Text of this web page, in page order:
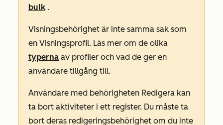
bulk.
Visningsbehörighet är inte samma sak som
en Visningsprofil. Läs mer om de olika
typerna av profiler och vad de ger en
användare tillgång till.
Användare med behörigheten Redigera kan
ta bort aktiviteter i ett register. Du måste ta
bort deras redigeringsbehörighet om du inte